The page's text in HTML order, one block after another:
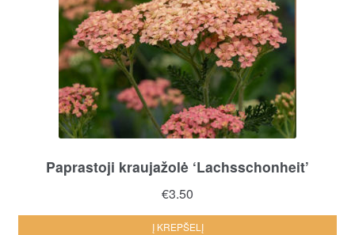
Paprastoji kraujažolė ‘Lachsschonheit’
€3.50
Į KREPŠELĮ